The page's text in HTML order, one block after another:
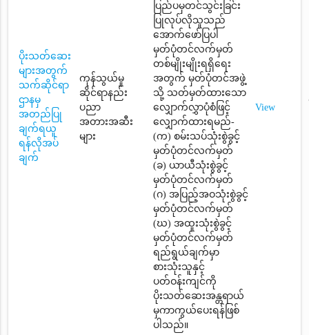
ပိုးသတ်ဆေး
များအတွက်
သက်ဆိုင်ရာ
ဌာနမှ
အတည်ပြု
ချက်ရယူ
ရန်လိုအပ်
ချက်
ကုန်သွယ်မှု
ဆိုင်ရာနည်း
ပညာ
အတားအဆီး
များ
ပြည်ပမှတင်သွင်းခြင်း
ပြုလုပ်လိုသူသည်
အောက်ဖော်ပြပါ
မှတ်ပုံတင်လက်မှတ်
တစ်မျိုးမျိုးရရှိရေး
အတွက် မှတ်ပုံတင်အဖွဲ့
သို့ သတ်မှတ်ထားသော
လျှောက်လွှာပုံစံဖြင့်
လျှောက်ထားရမည်-
(က) စမ်းသပ်သုံးစွဲခွင့်
မှတ်ပုံတင်လက်မှတ်
(ခ) ယာယီသုံးစွဲခွင့်
မှတ်ပုံတင်လက်မှတ်
(ဂ) အပြည့်အဝသုံးစွဲခွင့်
မှတ်ပုံတင်လက်မှတ်
(ဃ) အထူးသုံးစွဲခွင့်
မှတ်ပုံတင်လက်မှတ်
ရည်ရွယ်ချက်မှာ
စားသုံးသူနှင့်
ပတ်ဝန်းကျင်ကို
ပိုးသတ်ဆေးအန္တရာယ်
မှကာကွယ်ပေးရန်ဖြစ်
ပါသည်။
View